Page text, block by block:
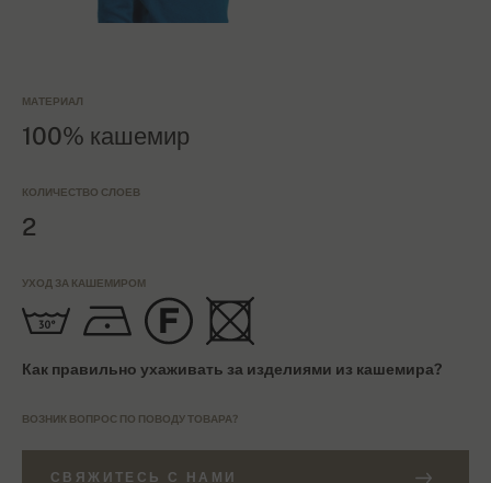
МАТЕРИАЛ
100% кашемир
КОЛИЧЕСТВО СЛОЕВ
2
УХОД ЗА КАШЕМИРОМ
Как правильно ухаживать за изделиями из кашемира?
ВОЗНИК ВОПРОС ПО ПОВОДУ ТОВАРА?
СВЯЖИТЕСЬ С НАМИ